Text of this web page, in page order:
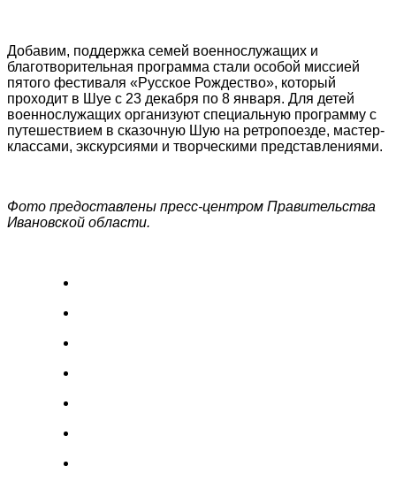
Добавим, поддержка семей военнослужащих и
благотворительная программа стали особой миссией
пятого фестиваля «Русское Рождество», который
проходит в Шуе с 23 декабря по 8 января. Для детей
военнослужащих организуют специальную программу с
путешествием в сказочную Шую на ретропоезде, мастер-
классами, экскурсиями и творческими представлениями.
Фото предоставлены пресс-центром Правительства
Ивановской области.